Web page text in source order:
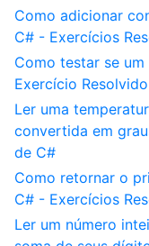
Como adicionar
C# - Exercícios
Como testar se
Exercício
Ler uma
convertida em
de C#
Como retornar o
C# - Exercícios
Ler um número